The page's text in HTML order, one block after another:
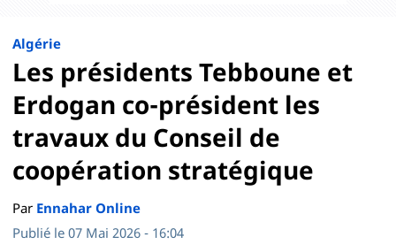
Algérie
Les présidents Tebboune et
Erdogan co-président les
travaux du Conseil de
coopération stratégique
Par Ennahar Online
Publié le 07 Mai 2026 - 16:04